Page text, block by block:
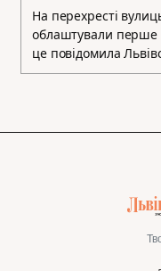
На перехресті
облаштували перше
це повідомила